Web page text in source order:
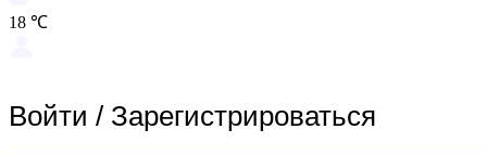
18 ℃
Войти / Зарегистрироваться